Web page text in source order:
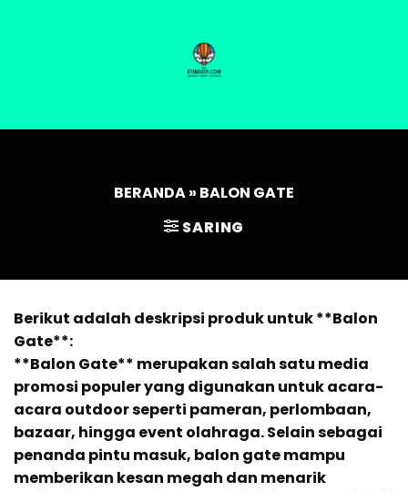
BERANDA» BALON GATE
SARING
Berikut adalah deskripsi produk untuk **Balon
Gate**:
**Balon Gate** merupakan salah satu media
promosi populer yang digunakan untuk acara-
acara outdoor seperti pameran, perlombaan,
bazaar, hingga event olahraga. Selain sebagai
penanda pintu masuk, balon gate mampu
memberikan kesan megah dan menarik